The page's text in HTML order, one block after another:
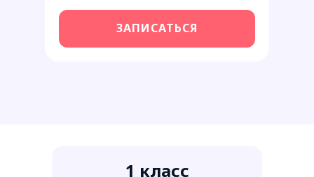
ЗАПИСАТЬСЯ
1 класс